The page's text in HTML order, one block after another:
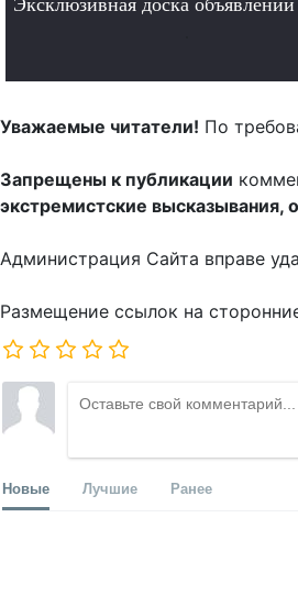
Эксклюзивная доска
Уважаемые читатели! По
Запрещены к публикации
экстремистские высказывания,
Администрация Сайта вправе
Размещение ссылок на
Новые Лучшие Ранее